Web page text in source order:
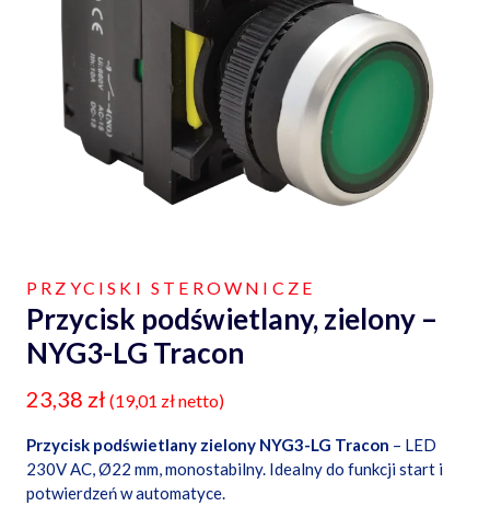
PRZYCISKI STEROWNICZE
Przycisk podświetlany, zielony –
NYG3-LG Tracon
23,38 zł (19,01 złnetto)
Przycisk podświetlany zielony NYG3-LG Tracon – LED
230V AC, Ø22 mm, monostabilny. Idealny do funkcji start i
potwierdzeń w automatyce.